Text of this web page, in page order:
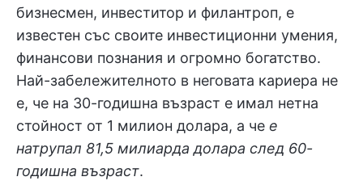
бизнесмен, инвеститор и филантроп, е
известен със своите инвестиционни умения,
финансови познания и огромно богатство.
Най-забележителното в неговата кариера не
е, че на 30-годишна възраст е имал нетна
стойност от 1 милион долара, а че е
натрупал 81,5 милиарда долара след 60-
годишна възраст.